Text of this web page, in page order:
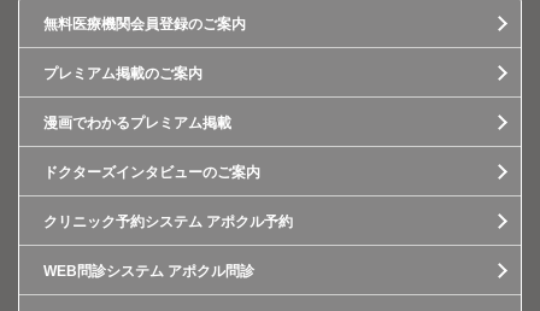
無料医療機関会員登録のご案内
プレミアム掲載のご案内
漫画でわかるプレミアム掲載
ドクターズインタビューのご案内
クリニック予約システム アポクル予約
WEB問診システム アポクル問診